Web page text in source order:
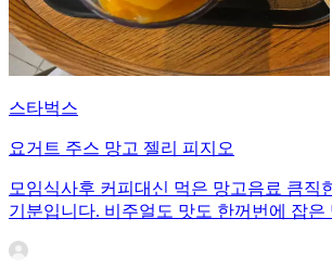
스타벅스
요거트 주스 망고 젤리 피지오
모임식사후 커피대신 먹은 망고음료 큼
기분입니다. 비주얼도 맛도 한꺼번에 잡은